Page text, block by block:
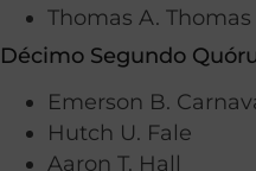
Thomas A. Thomas
Décimo Segundo
Emerson B.
Hutch U. Fale
Aaron T. Hall